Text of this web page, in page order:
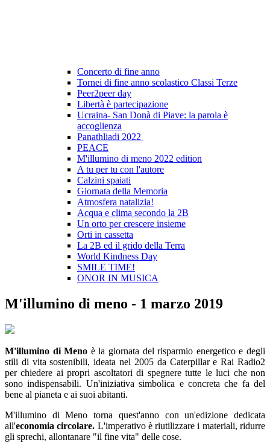
Concerto di fine anno
Tornei di fine anno scolastico Classi Terze
Peer2peer day
Libertà è partecipazione
Ucraina- San Donà di Piave: la parola è
accoglienza
Panathliadi 2022
PEACE
M'illumino di meno 2022 edition
A tu per tu con l'autore
Calzini spaiati
Giornata della Memoria
Atmosfera natalizia!
Acqua e clima secondo la 2B
Un orto per crescere insieme
Orti in cassetta
La 2B ed il grido della Terra
World Kindness Day
SMILE TIME!
ONOR IN MUSICA
M'illumino di meno - 1 marzo 2019
M'illumino di Meno è la giornata del risparmio energetico e degli
stili di vita sostenibili, ideata nel 2005 da Caterpillar e Rai Radio2
per chiedere ai propri ascoltatori di spegnere tutte le luci che non
sono indispensabili. Un'iniziativa simbolica e concreta che fa del
bene al pianeta e ai suoi abitanti.
M'illumino di Meno torna quest'anno con un'edizione dedicata
all'economia circolare. L'imperativo è riutilizzare i materiali, ridurre
gli sprechi, allontanare "il fine vita" delle cose.